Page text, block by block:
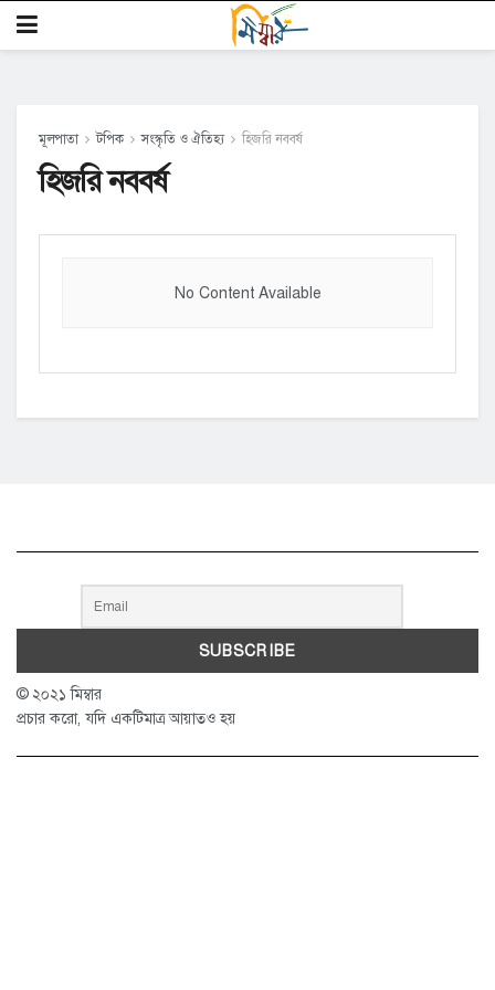
মূলপাতা টপিক সংস্কৃতি ও ঐতিহ্য হিজরি নববর্ষ
হিজরি নববর্ষ
No Content Available
© ২০২১ মিম্বার
প্রচার করো, যদি একটিমাত্র আয়াতও হয়